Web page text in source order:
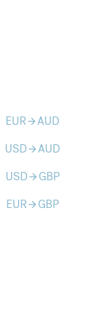
EURarrow_forwardAUD
USDarrow_forwardAUD
USDarrow_forward GBP
EURarrow_forward GBP